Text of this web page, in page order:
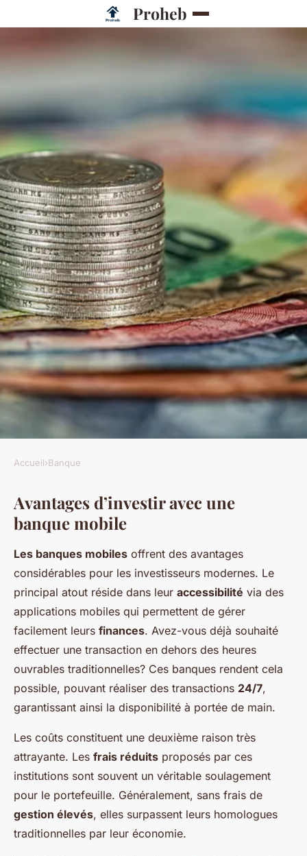
Proheb
Investir avec une banque
mobile : une bonne idée ?
Arthur•10 mars 2025•5 min de lecture
Accueil›Banque
Avantages d’investir avec une
banque mobile
Les banques mobiles offrent des avantages
considérables pour les investisseurs modernes. Le
principal atout réside dans leur accessibilité via des
applications mobiles qui permettent de gérer
facilement leurs finances. Avez-vous déjà souhaité
effectuer une transaction en dehors des heures
ouvrables traditionnelles? Ces banques rendent cela
possible, pouvant réaliser des transactions 24/7,
garantissant ainsi la disponibilité à portée de main.
Les coûts constituent une deuxième raison très
attrayante. Les frais réduits proposés par ces
institutions sont souvent un véritable soulagement
pour le portefeuille. Généralement, sans frais de
gestion élevés, elles surpassent leurs homologues
traditionnelles par leur économie.